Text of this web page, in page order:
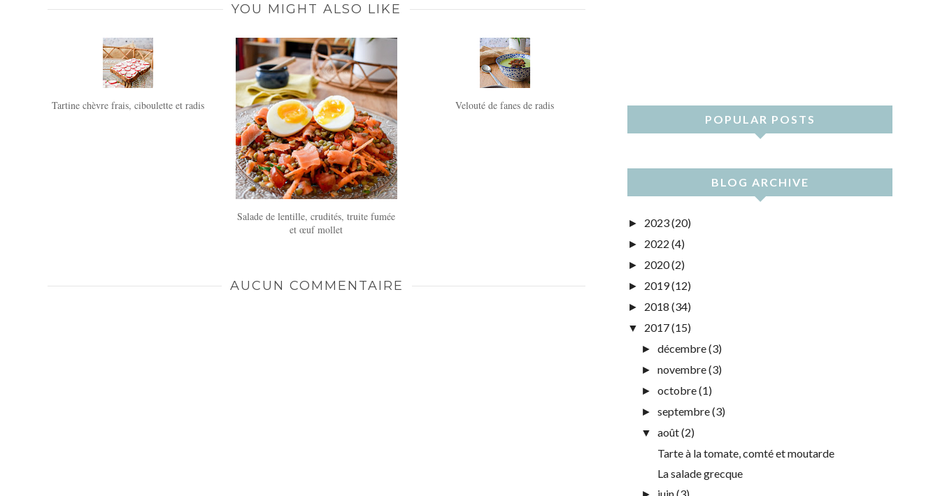
YOU MIGHT ALSO LIKE
Tartine chèvre frais, ciboulette et radis
Salade de lentille, crudités, truite fumée
et œuf mollet
Velouté de fanes de radis
AUCUN COMMENTAIRE
POPULAR POSTS
BLOG ARCHIVE
► 2023(20)
► 2022 (4)
► 2020(2)
► 2019(12)
► 2018 (34)
▼ 2017(15)
►décembre(3)
►novembre(3)
►octobre(1)
►septembre(3)
▼ août(2)
Tarte à la tomate, comté et moutarde
La salade grecque